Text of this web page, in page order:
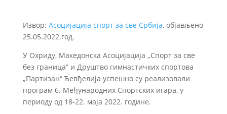
Извор: Асоцијација спорт за све Србија, објављено
25.05.2022.год.
У Охриду, Македонска Асоцијација „Спорт за све
без граница“ и Друштво гимнастичких спортова
„Партизан“ Ђевђелија успешно су реализовали
програм 6. Међународних Спортских игара, у
периоду од 18-22. маја 2022. године.